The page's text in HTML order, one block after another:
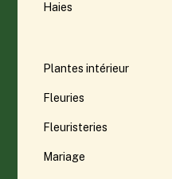
Haies
Plantes intérieur
Fleuries
Fleuristeries
Mariage